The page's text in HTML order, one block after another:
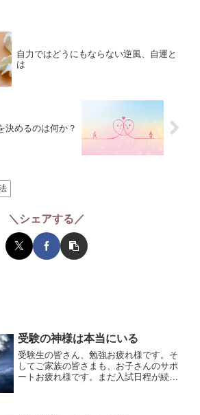
自力ではどうにもならない逆風、自運と
は
決めるのは何か？
＼シェアする／
受験の神様は本当にいる
受験生の皆さん、勉強お疲れ様です。そ
してご家族の皆さまも、お子さんのサポ
ートお疲れ様です。まだ入試日程が続く